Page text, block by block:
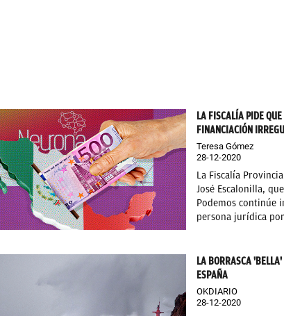
LA FISCALÍA PIDE
FINANCIACIÓN
Teresa Gómez
28-12-2020
La Fiscalía
José Escalonilla,
Podemos continúe
persona jurídica
LA BORRASCA
ESPAÑA
OKDIARIO
28-12-2020